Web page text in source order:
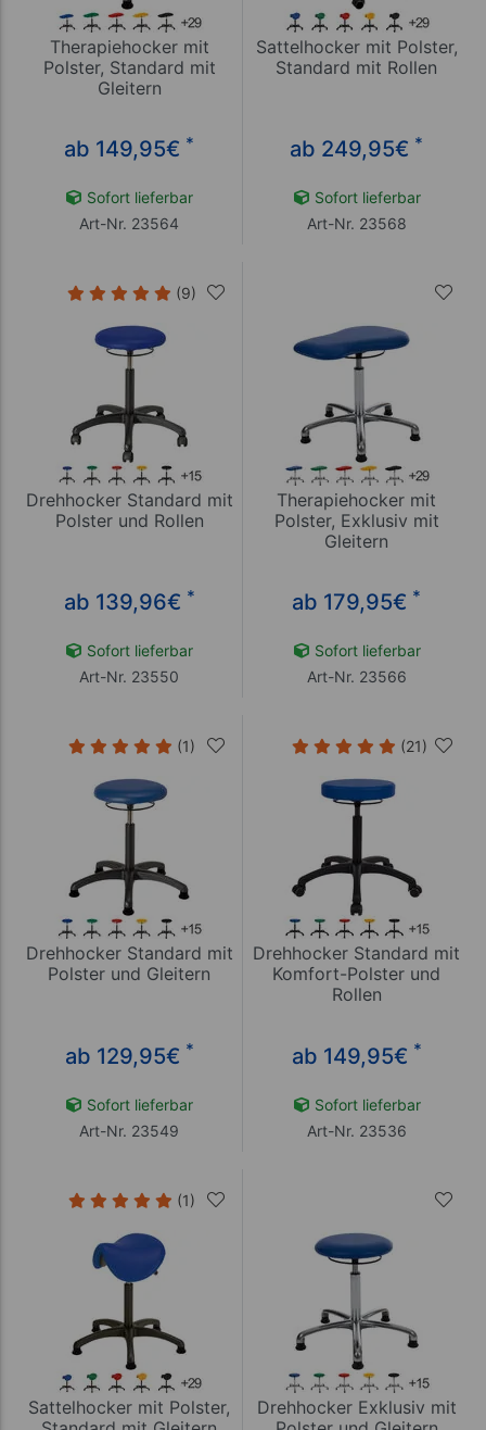
Therapiehocker mit
Polster, Standard mit
Gleitern
ab 149,95€ *
Sofort lieferbar
Art-Nr. 23564
Sattelhocker mit Polster,
Standard mit Rollen
ab 249,95€ *
Sofort lieferbar
Art-Nr. 23568
(9)
Drehhocker Standard mit
Polster und Rollen
ab 139,96€ *
Sofort lieferbar
Art-Nr. 23550
Therapiehocker mit
Polster, Exklusiv mit
Gleitern
ab 179,95€ *
Sofort lieferbar
Art-Nr. 23566
(1)
Drehhocker Standard mit
Polster und Gleitern
ab 129,95€ *
Sofort lieferbar
Art-Nr. 23549
(21)
Drehhocker Standard mit
Komfort-Polster und
Rollen
ab 149,95€ *
Sofort lieferbar
Art-Nr. 23536
(1)
Sattelhocker mit Polster,
Drehhocker Exklusiv mit